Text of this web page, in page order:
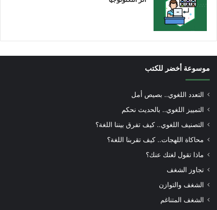
موسوعة أخضر للكتب
التعدد اللغوي.. بصيص أمل
التمييز اللغوي.. بالحديث نحكم
التصنيف اللغوي.. كيف تفرق بيننا اللغة؟
محاكاة اللهجات.. كيف تقربنا اللغة؟
ماذا تقول لغتك عنك؟
تجاوز الشغف
الشغف والتوازن
الشغف المتناغم